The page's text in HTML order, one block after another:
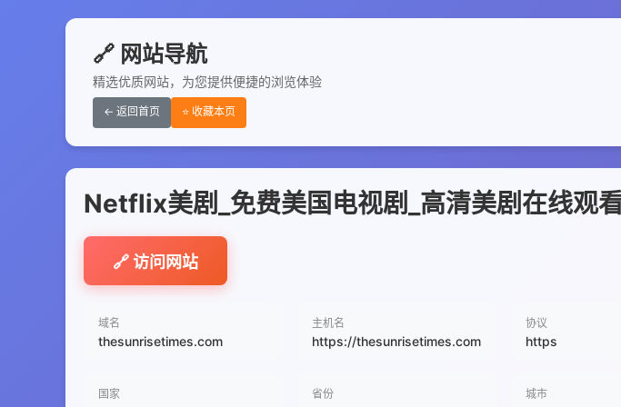
🔗 网站导航
精选优质网站，为您提供便捷的浏览体验
← 返回首页 ⭐ 收藏本页
Netflix美剧_免费美国电视剧_高清美剧在线观
🔗 访问网站
域名
thesunrisetimes.com
主机名
https://thesunrisetimes.com
协议
https
国家 省份 城市